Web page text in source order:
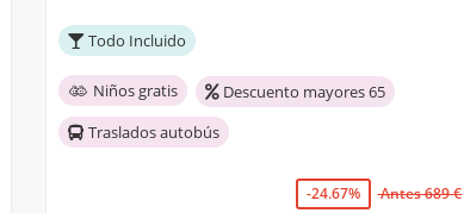
Todo Incluido
Niños gratis
Descuento mayores 65
Traslados autobús
-24.67%
Antes 689 €